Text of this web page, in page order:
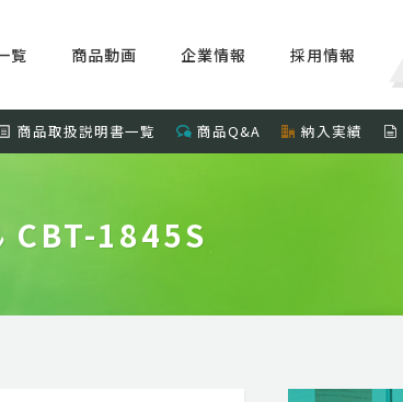
覧 商品動画 企業情報 採用情報
商品取扱説明書一覧 商品Q&A 納入実績
CBT-1845S